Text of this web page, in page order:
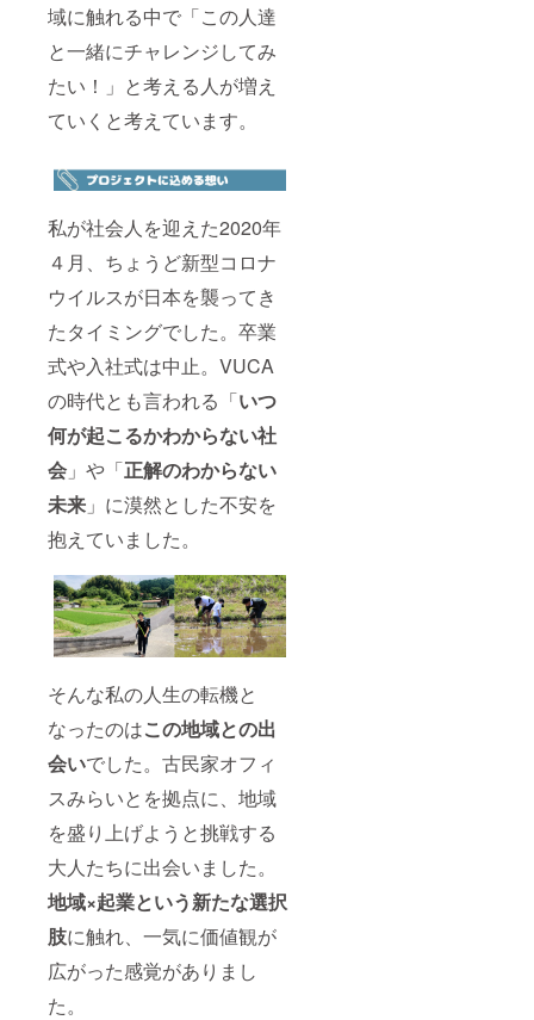
域に触れる中で「この人達
と一緒にチャレンジしてみ
たい！」と考える人が増え
ていくと考えています。
私が社会人を迎えた2020年
４月、ちょうど新型コロナ
ウイルスが日本を襲ってき
たタイミングでした。卒業
式や入社式は中止。VUCA
の時代とも言われる「いつ
何が起こるかわからない社
会 」や「正解のわからない
未来 」に漠然とした不安を
抱えていました。
そんな私の人生の転機と
なったのはこの地域との出
会いでした。古民家オフィ
スみらいとを拠点に、地域
を盛り上げようと挑戦する
大人たちに出会いました。
地域×起業という新たな選択
肢に触れ、一気に価値観が
広がった感覚がありまし
た。